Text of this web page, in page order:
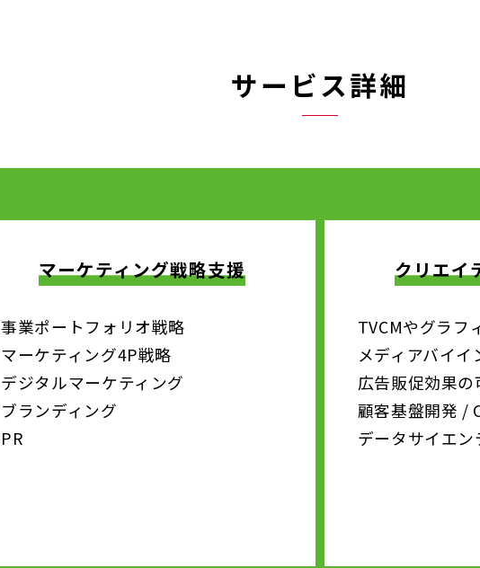
サービス詳細
マーケティング戦略支援
事業ポートフォリオ戦略
マーケティング4P戦略
デジタルマーケティング
ブランディング
PR
クリエイ
TVCMやグラフ
メディアバイイ
広告販促効果
顧客基盤開発 /
データサイエ